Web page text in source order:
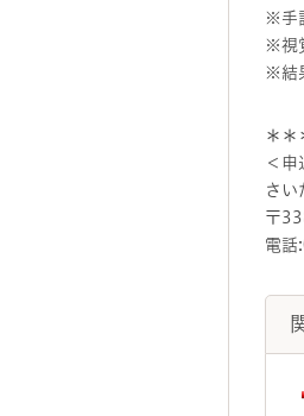
※手
※視
※結
＊＊
＜申
さい
〒
電